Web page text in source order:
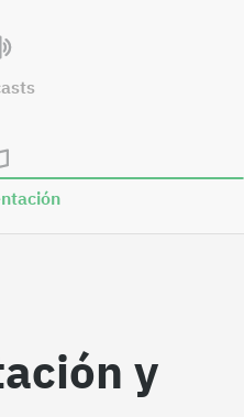
y